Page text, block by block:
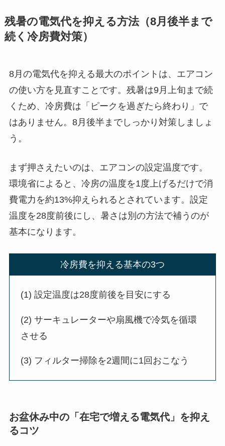
残暑の電気代を抑える方法（8月後半まで
続く冷房費対策）
8月の電気代を抑える最大のポイントは、エアコン
の使い方を見直すことです。残暑は9月上旬まで続
くため、冷房費は「ピークを過ぎたら終わり」で
はありません。8月後半までしっかり対策しましょ
う。
まず押さえたいのは、エアコンの設定温度です。
環境省によると、冷房の温度を1度上げるだけで消
費電力を約13%抑えられるとされています。設定
温度を28度前後にし、暑さは別の方法で補うのが
基本になります。
冷房費を抑える基本の3つ
(1) 設定温度は28度前後を目安にする
(2) サーキュレーターや扇風機で冷気を循環
させる
(3) フィルター掃除を2週間に1回おこなう
お盆休み中の「在宅で増える電気代」を抑え
るコツ